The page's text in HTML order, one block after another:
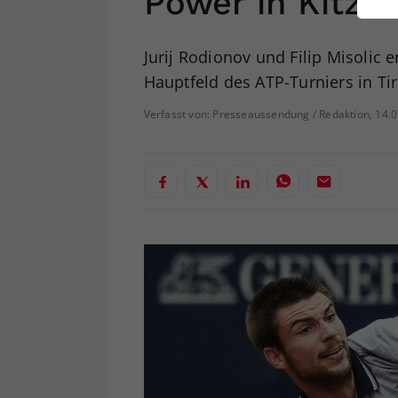
Jurij Rodionov und Filip Misolic
Hauptfeld des ATP-Turniers in
Verfasst von: Presseaussendung / Redaktion,